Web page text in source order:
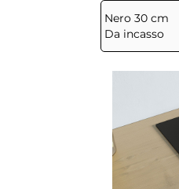
Nero 30 cm
Da incasso